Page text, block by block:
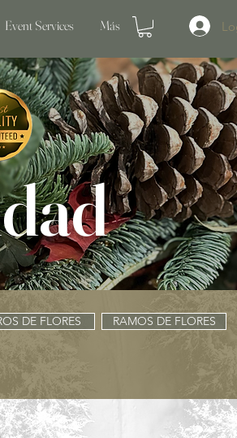
Event Services Más
DE FLORES RAMOS DE FLORES